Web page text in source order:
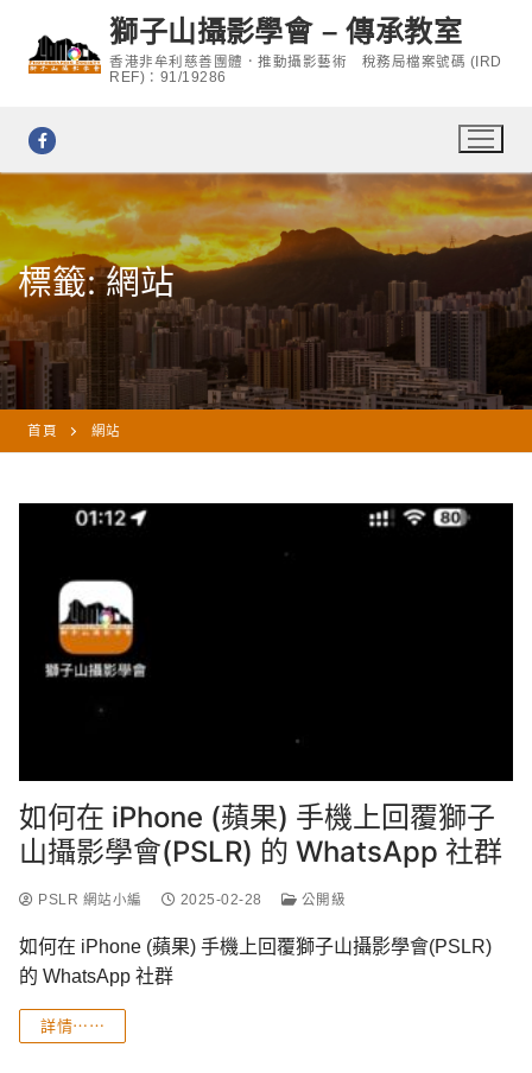
content
獅子山攝影學會 – 傳承教室
香港非牟利慈善團體．推動攝影藝術 稅務局檔案號碼 (IRD
REF)：91/19286
標籤:網站
首頁 網站
如何在 iPhone (蘋果) 手機上回覆獅子
山攝影學會(PSLR) 的 WhatsApp 社群
PSLR 網站小編 2025-02-28 公開級
如何在 iPhone (蘋果) 手機上回覆獅子山攝影學會(PSLR)
的 WhatsApp 社群
詳情⋯⋯